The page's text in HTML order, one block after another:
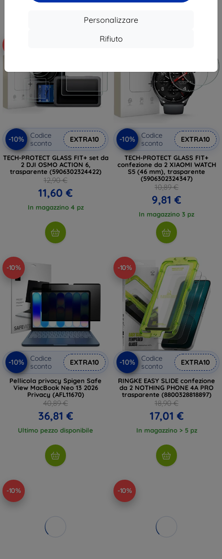
Personalizzare
Rifiuto
-10%
Codice
sconto
EXTRA10
TECH-PROTECT GLASS FIT+ set da
2 DJI OSMO ACTION 6,
trasparente (5906302324422)
12,90 €
11,60 €
In magazzino 4 pz
-10%
-10%
Codice
sconto
EXTRA10
TECH-PROTECT GLASS FIT+
confezione da 2 XIAOMI WATCH
S5 (46 mm), trasparente
(5906302324347)
10,89 €
9,81 €
In magazzino 3 pz
-10%
-10%
Codice
sconto
EXTRA10
Pellicola privacy Spigen Safe
View MacBook Neo 13 2026
Privacy (AFL11670)
40,89 €
36,81 €
Ultimo pezzo disponibile
-10%
-10%
Codice
sconto
EXTRA10
RINGKE EASY SLIDE confezione
da 2 NOTHING PHONE 4A PRO
trasparente (8800328818897)
18,90 €
17,01 €
In magazzino > 5 pz
-10% -10%